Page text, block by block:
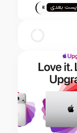
پست بعدی »